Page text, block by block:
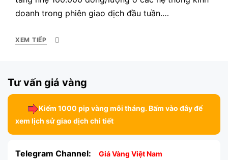
doanh trong phiên giao dịch đầu tuần.…
XEM TIẾP
Tư vấn giá vàng
Kiếm 1000 pip vàng mỗi tháng. Bấm vào đây để
xem lịch sử giao dịch chi tiết
Telegram Channel: Giá Vàng Việt Nam